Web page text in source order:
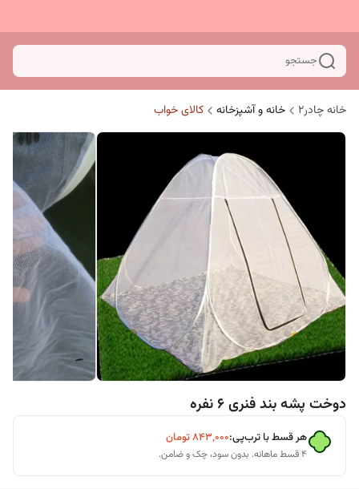
جستجو
خانه چادر۲ خانه و آشپزخانه کالای خواب
دوخت پشه بند فنری 6 نفره
هر قسط با ترب‌پی:۸۴۳٬۰۰۰تومان
۴ قسط ماهانه. بدون سود، چک و ضامن.